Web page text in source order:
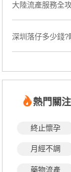
大陸流產服務全
深圳落仔多少錢
熱門關注
終止懷孕
月經不調
藥物流產